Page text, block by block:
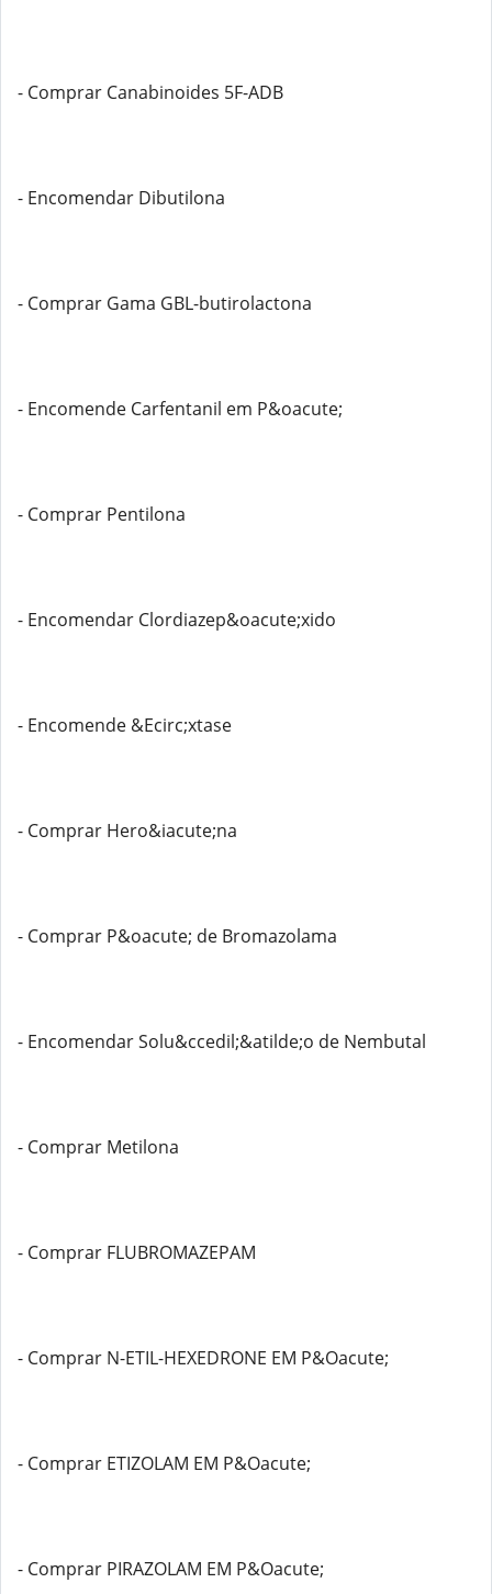
- Comprar Canabinoides 5F-ADB
- Encomendar Dibutilona
- Comprar Gama GBL-butirolactona
- Encomende Carfentanil em P&oacute;
- Comprar Pentilona
- Encomendar Clordiazep&oacute;xido
- Encomende &Ecirc;xtase
- Comprar Hero&iacute;na
- Comprar P&oacute; de Bromazolama
- Encomendar Solu&ccedil;&atilde;o de Nembutal
- Comprar Metilona
- Comprar FLUBROMAZEPAM
- Comprar N-ETIL-HEXEDRONE EM P&Oacute;
- Comprar ETIZOLAM EM P&Oacute;
- Comprar PIRAZOLAM EM P&Oacute;